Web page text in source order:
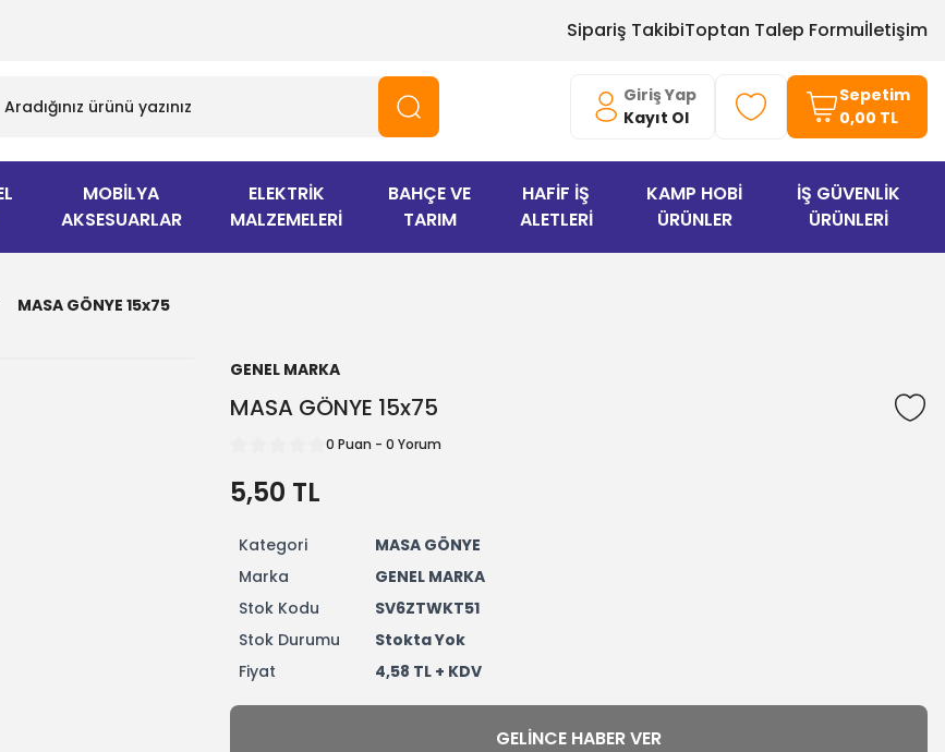
Sipariş TakibiToptan Talep Formuİletişim
Giriş Yap
Kayıt Ol
Sepetim
0,00 TL
MOBİLYA
AKSESUARLAR
ELEKTRİK
MALZEMELERİ
BAHÇE VE
TARIM
HAFİF İŞ
ALETLERİ
KAMP HOBİ
ÜRÜNLER
İŞ GÜVENLİK
ÜRÜNLERİ
MASA GÖNYE 15x75
GENEL MARKA
MASA GÖNYE 15x75
0 Puan - 0 Yorum
5,50 TL
Kategori
MASA GÖNYE
Marka
GENEL MARKA
Stok Kodu
SV6ZTWKT51
Stok Durumu
Stokta Yok
Fiyat
4,58 TL + KDV
GELINCE HABER VER